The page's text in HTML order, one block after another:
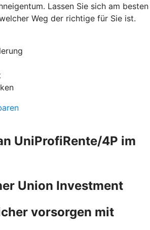
Lassen Sie sich am besten
Weg der richtige für Sie ist.
UniProfiRente/4P im
Union Investment
vorsorgen mit